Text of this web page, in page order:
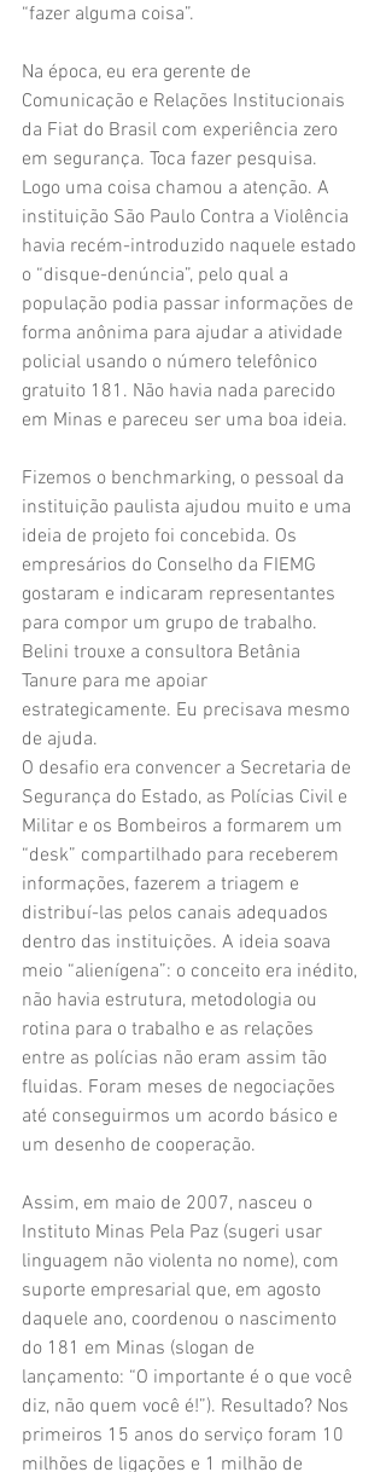
“fazer alguma coisa”.
Na época, eu era gerente de
Comunicação e Relações Institucionais
da Fiat do Brasil com experiência zero
em segurança. Toca fazer pesquisa.
Logo uma coisa chamou a atenção. A
instituição São Paulo Contra a Violência
havia recém-introduzido naquele estado
o “disque-denúncia”, pelo qual a
população podia passar informações de
forma anônima para ajudar a atividade
policial usando o número telefônico
gratuito 181. Não havia nada parecido
em Minas e pareceu ser uma boa ideia.
Fizemos o benchmarking, o pessoal da
instituição paulista ajudou muito e uma
ideia de projeto foi concebida. Os
empresários do Conselho da FIEMG
gostaram e indicaram representantes
para compor um grupo de trabalho.
Belini trouxe a consultora Betânia
Tanure para me apoiar
estrategicamente. Eu precisava mesmo
de ajuda.
O desafio era convencer a Secretaria de
Segurança do Estado, as Polícias Civil e
Militar e os Bombeiros a formarem um
“desk” compartilhado para receberem
informações, fazerem a triagem e
distribuí-las pelos canais adequados
dentro das instituições. A ideia soava
meio “alienígena”: o conceito era inédito,
não havia estrutura, metodologia ou
rotina para o trabalho e as relações
entre as polícias não eram assim tão
fluidas. Foram meses de negociações
até conseguirmos um acordo básico e
um desenho de cooperação.
Assim, em maio de 2007, nasceu o
Instituto Minas Pela Paz (sugeri usar
linguagem não violenta no nome), com
suporte empresarial que, em agosto
daquele ano, coordenou o nascimento
do 181 em Minas (slogan de
lançamento: “O importante é o que você
diz, não quem você é!”). Resultado? Nos
primeiros 15 anos do serviço foram 10
milhões de ligações e 1 milhão de